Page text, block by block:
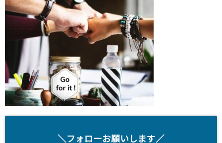
＼フォローお願いします／